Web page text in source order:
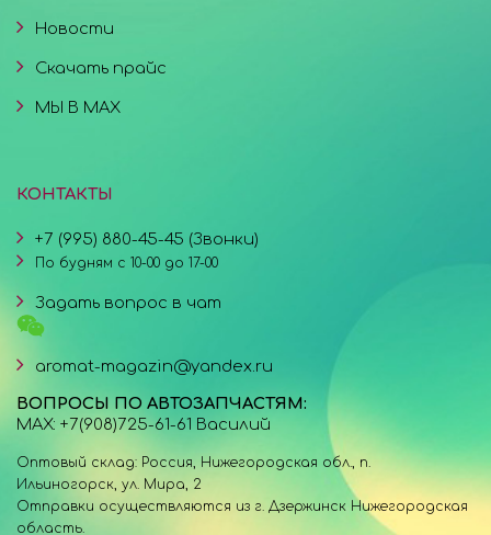
Новости
Скачать прайс
МЫ В MAX
КОНТАКТЫ
+7 (995) 880-45-45 (Звонки)
По будням с 10-00 до 17-00
Задать вопрос в чат
aromat-magazin@yandex.ru
ВОПРОСЫ ПО АВТОЗАПЧАСТЯМ:
MAX: +7(908)725-61-61 Василий
Оптовый склад: Россия, Нижегородская обл., п.
Ильиногорск, ул. Мира, 2
Отправки осуществляются из г. Дзержинск Нижегородская
область.